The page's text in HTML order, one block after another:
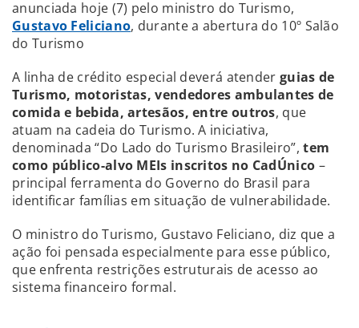
anunciada hoje (7) pelo ministro do Turismo,
Gustavo Feliciano, durante a abertura do 10º Salão
do Turismo
A linha de crédito especial deverá atender guias de
Turismo, motoristas, vendedores ambulantes de
comida e bebida, artesãos, entre outros, que
atuam na cadeia do Turismo. A iniciativa,
denominada “Do Lado do Turismo Brasileiro”,tem
como público-alvo MEIs inscritos no CadÚnico –
principal ferramenta do Governo do Brasil para
identificar famílias em situação de vulnerabilidade.
O ministro do Turismo, Gustavo Feliciano, diz que a
ação foi pensada especialmente para esse público,
que enfrenta restrições estruturais de acesso ao
sistema financeiro formal.